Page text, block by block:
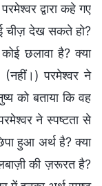
द्वारा कहे गए
चीज़ देख सकते हो?
छलावा है? क्या
परमेश्वर ने
को बताया कि वह
ने स्पष्टता से
हुआ अर्थ है? क्या
की ज़रूरत है?